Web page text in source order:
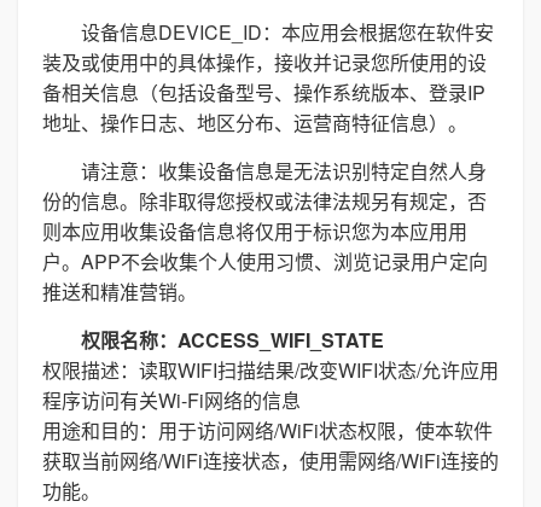
设备信息DEVICE_ID：本应用会根据您在软件安
装及或使用中的具体操作，接收并记录您所使用的设
备相关信息（包括设备型号、操作系统版本、登录IP
地址、操作日志、地区分布、运营商特征信息）。
请注意：收集设备信息是无法识别特定自然人身
份的信息。除非取得您授权或法律法规另有规定，否
则本应用收集设备信息将仅用于标识您为本应用用
户。APP不会收集个人使用习惯、浏览记录用户定向
推送和精准营销。
权限名称：ACCESS_WIFI_STATE
权限描述：读取WIFI扫描结果/改变WIFI状态/允许应用
程序访问有关Wi-Fi网络的信息
用途和目的：用于访问网络/WiFi状态权限，使本软件
获取当前网络/WiFi连接状态，使用需网络/WiFi连接的
功能。